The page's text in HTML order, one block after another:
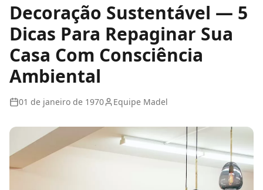
Decoração Sustentável — 5
Dicas Para Repaginar Sua
Casa Com Consciência
Ambiental
01 de janeiro de 1970 Equipe Madel